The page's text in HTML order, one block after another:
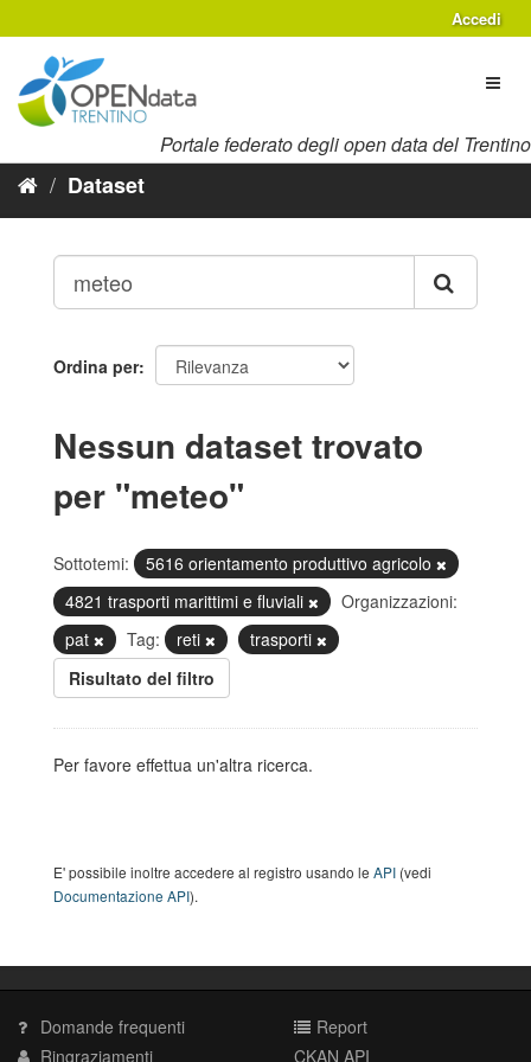
al
contenuto
Accedi
Portale federato degli open data del Trentino
Dataset
Ordina per
Nessun dataset trovato
per "meteo"
Sottotemi:
5616 orientamento produttivo agricolo
4821 trasporti marittimi e fluviali
Organizzazioni:
pat
Tag: reti
trasporti
Risultato del filtro
Per favore effettua un'altra ricerca.
E' possibile inoltre accedere al registro usando le API (vedi
Documentazione API).
Domande frequenti
Ringraziamenti
Report
CKAN API